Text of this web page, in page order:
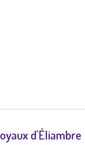
d'Éliambre